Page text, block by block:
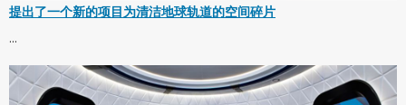
提出了一个新的项目为清洁地球轨道的空间碎片
...